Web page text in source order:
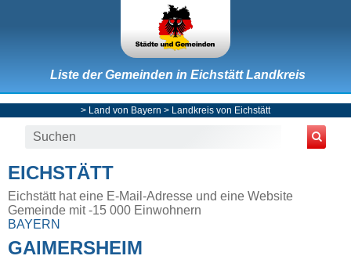
Liste der Gemeinden in Eichstätt Landkreis
> Land von Bayern > Landkreis von Eichstätt
EICHSTÄTT
Eichstätt hat eine E-Mail-Adresse und eine Website
Gemeinde mit -15 000 Einwohnern
BAYERN
GAIMERSHEIM